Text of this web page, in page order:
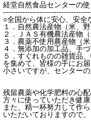
経堂自然食品センターの
○全国から体に安心、安全
１．自然農法産物（米、
２．ＪＡＳ有機農法産物
３．農薬不使用農産物（
４．無添加の加工品、手
５．すぐれものの雑貨品
を集めて、皆様の手にお
小さいですが、センター
残留農薬や化学肥料の心
方々に使っていただき健
また、精一杯努力して作
いただいておりますので